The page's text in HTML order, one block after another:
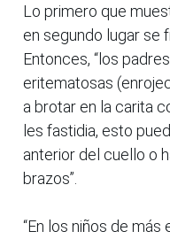
Lo primero que
en segundo lugar se
Entonces, “los
eritematosas
a brotar en la carita
les fastidia, esto
anterior del cuello o
brazos”.
“En los niños de más